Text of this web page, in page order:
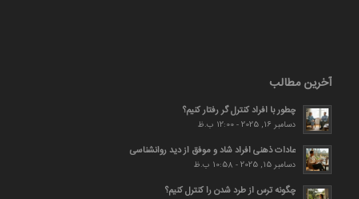
آخرین مطالب
چطور با افراد کنترل گر رفتار کنیم؟
دسامبر 16, 2025 - 12:00 ب.ظ
عادات ذهنی افراد شاد و موفق از دید روانشناسی
دسامبر 15, 2025 - 10:58 ب.ظ
چگونه ترس از طرد شدن را کنترل کنیم؟